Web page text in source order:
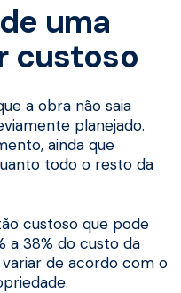
uma
custoso
a obra não saia
planejado.
ainda que
todo o resto da
custoso que pode
a 38% do custo da
de acordo com o